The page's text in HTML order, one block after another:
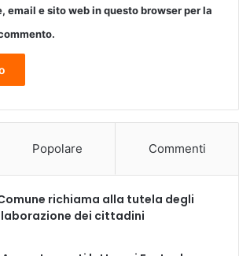
email e sito web in questo browser per la
Popolare Commenti
richiama alla tutela degli
dei cittadini